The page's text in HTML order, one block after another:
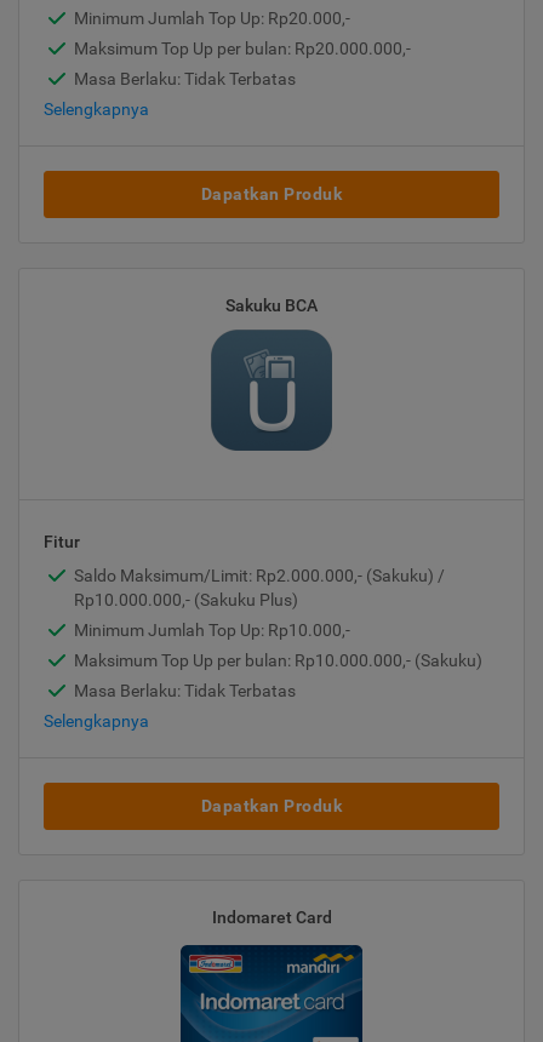
Minimum Jumlah Top Up: Rp20.000,-
Maksimum Top Up per bulan: Rp20.000.000,-
Masa Berlaku: Tidak Terbatas
Selengkapnya
Dapatkan Produk
Sakuku BCA
Fitur
Saldo Maksimum/Limit: Rp2.000.000,- (Sakuku) /
Rp10.000.000,- (Sakuku Plus)
Minimum Jumlah Top Up: Rp10.000,-
Maksimum Top Up per bulan: Rp10.000.000,- (Sakuku)
Masa Berlaku: Tidak Terbatas
Selengkapnya
Dapatkan Produk
Indomaret Card